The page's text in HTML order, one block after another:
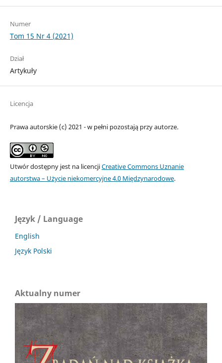
Numer
Tom 15 Nr 4 (2021)
Dział
Artykuły
Licencja
Prawa autorskie (c) 2021 - w pełni pozostają przy autorze.
Utwór dostępny jest na licencjiCreative Commons Uznanie
autorstwa – Użycie niekomercyjne 4.0 Międzynarodowe.
Język / Language
English
Język Polski
Aktualny numer